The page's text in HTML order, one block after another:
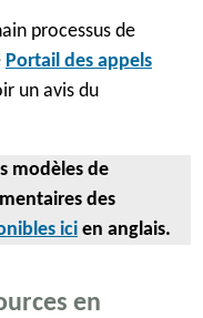
processus de
Portail des appels
un avis du
modèles de
des
icien anglais.
en